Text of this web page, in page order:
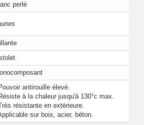
perlé
antirouille élevé.
à la chaleur jusqu'à 130°c max.
résistante en extérieure.
sur bois, acier, béton.